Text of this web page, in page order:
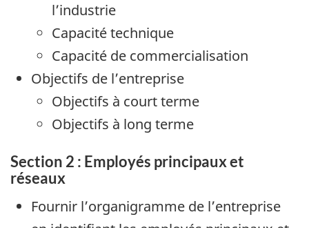
l’industrie
Capacité technique
Capacité de commercialisation
Objectifs de l’entreprise
Objectifs à court terme
Objectifs à long terme
Section 2 : Employés principaux et
réseaux
Fournir l’organigramme de l’entreprise